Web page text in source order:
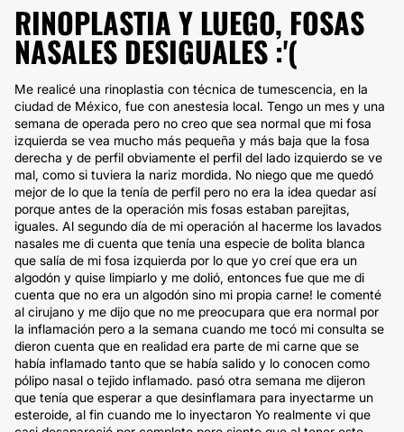
RINOPLASTIA Y LUEGO, FOSAS
NASALES DESIGUALES :'(
Me realicé una rinoplastia con técnica de tumescencia, en la
ciudad de México, fue con anestesia local. Tengo un mes y una
semana de operada pero no creo que sea normal que mi fosa
izquierda se vea mucho más pequeña y más baja que la fosa
derecha y de perfil obviamente el perfil del lado izquierdo se ve
mal, como si tuviera la nariz mordida. No niego que me quedó
mejor de lo que la tenía de perfil pero no era la idea quedar así
porque antes de la operación mis fosas estaban parejitas,
iguales. Al segundo día de mi operación al hacerme los lavados
nasales me di cuenta que tenía una especie de bolita blanca
que salía de mi fosa izquierda por lo que yo creí que era un
algodón y quise limpiarlo y me dolió, entonces fue que me di
cuenta que no era un algodón sino mi propia carne! le comenté
al cirujano y me dijo que no me preocupara que era normal por
la inflamación pero a la semana cuando me tocó mi consulta se
dieron cuenta que en realidad era parte de mi carne que se
había inflamado tanto que se había salido y lo conocen como
pólipo nasal o tejido inflamado. pasó otra semana me dijeron
que tenía que esperar a que desinflamara para inyectarme un
esteroide, al fin cuando me lo inyectaron Yo realmente vi que